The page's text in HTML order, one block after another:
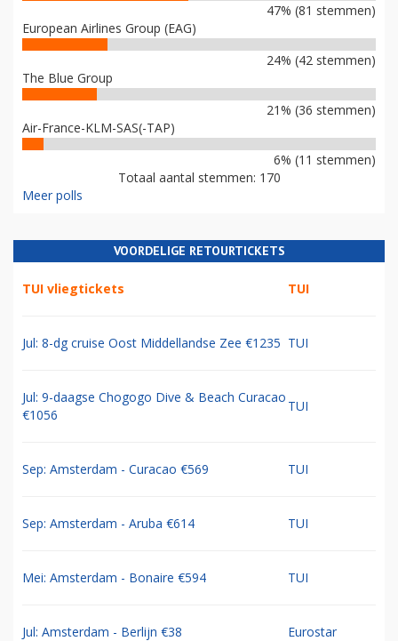
47% (81 stemmen)
European Airlines Group (EAG)
24% (42 stemmen)
The Blue Group
21% (36 stemmen)
Air-France-KLM-SAS(-TAP)
6% (11 stemmen)
Totaal aantal stemmen: 170
Meer polls
VOORDELIGE RETOURTICKETS
TUI vliegtickets TUI
Jul: 8-dg cruise Oost Middellandse Zee €1235 TUI
Jul: 9-daagse Chogogo Dive & Beach Curacao
€1056
TUI
Sep: Amsterdam - Curacao €569 TUI
Sep: Amsterdam - Aruba €614 TUI
Mei: Amsterdam - Bonaire €594 TUI
Jul: Amsterdam - Berlijn €38 Eurostar